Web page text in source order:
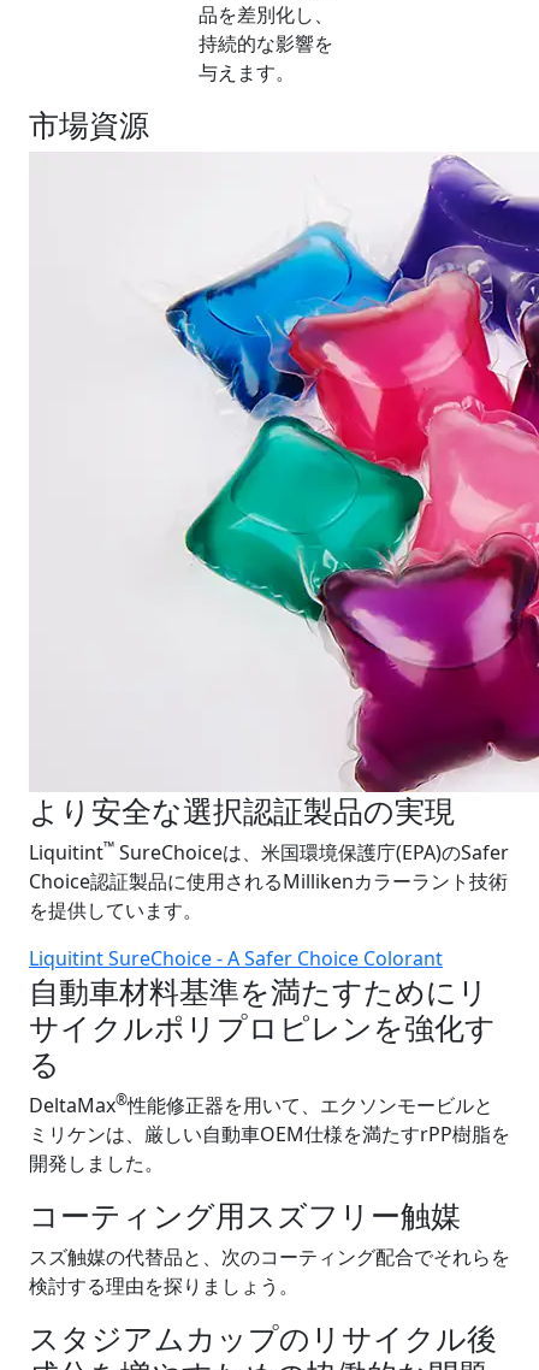
品を差別化し、
持続的な影響を
与えます。
市場資源
より安全な選択認証製品の実現
Liquitint™ SureChoiceは、米国環境保護庁(EPA)のSafer
Choice認証製品に使用されるMillikenカラーラント技術
を提供しています。
Liquitint SureChoice - A Safer Choice Colorant
自動車材料基準を満たすためにリ
サイクルポリプロピレンを強化す
る
DeltaMax®性能修正器を用いて、エクソンモービルと
ミリケンは、厳しい自動車OEM仕様を満たすrPP樹脂を
開発しました。
コーティング用スズフリー触媒
スズ触媒の代替品と、次のコーティング配合でそれらを
検討する理由を探りましょう。
スタジアムカップのリサイクル後